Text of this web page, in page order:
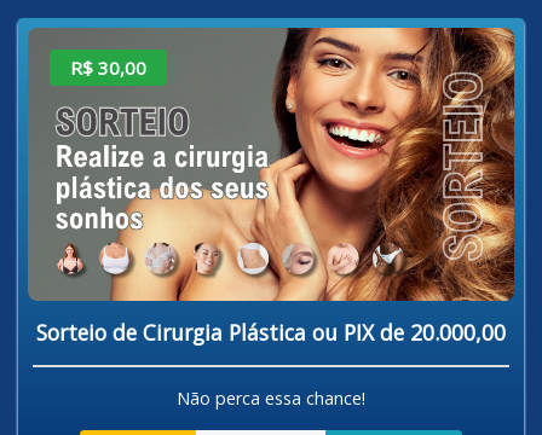
R$ 30,00
Sorteio de Cirurgia Plástica ou PIX de 20.000,00
Não perca essa chance!